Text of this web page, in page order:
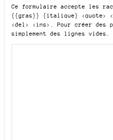
Ce formulaire accepte les
{{gras}} {italique} <quote>
<del> <ins>
. Pour créer des
simplement des lignes vides.